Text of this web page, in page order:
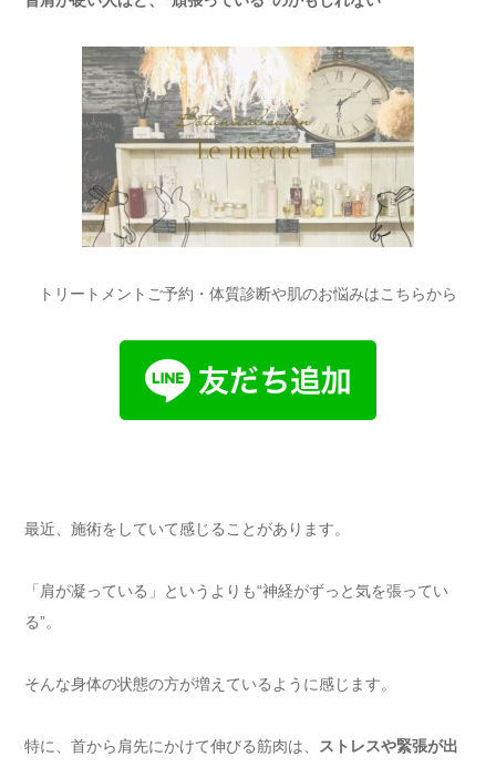
トリートメントご予約・体質診断や肌のお悩みはこちらから
最近、施術をしていて感じることがあります。
「肩が凝っている」というよりも“神経がずっと気を張ってい
る”。
そんな身体の状態の方が増えているように感じます。
特に、首から肩先にかけて伸びる筋肉は、 ストレスや緊張が出